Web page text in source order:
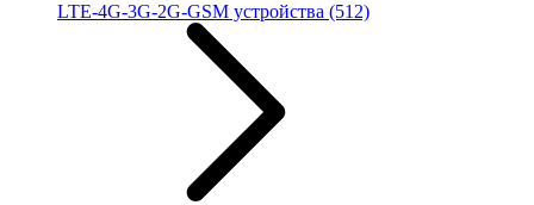
LTE-4G-3G-2G-GSM устройства (512)